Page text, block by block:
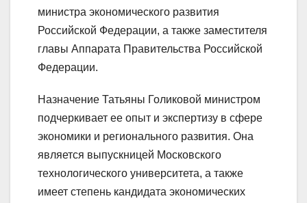
министра экономического развития
Российской Федерации, а также заместителя
главы Аппарата Правительства Российской
Федерации.
Назначение Татьяны Голиковой министром
подчеркивает ее опыт и экспертизу в сфере
экономики и регионального развития. Она
является выпускницей Московского
технологического университета, а также
имеет степень кандидата экономических